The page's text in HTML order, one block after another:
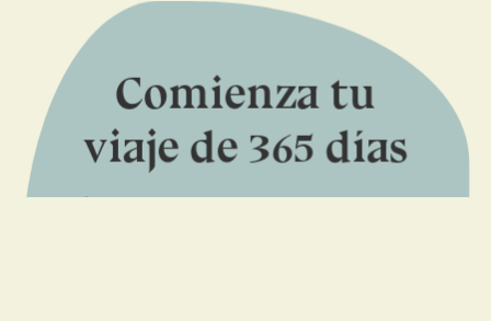
Comienza tu
viaje de 365 días
Únete al camino que los académicos no